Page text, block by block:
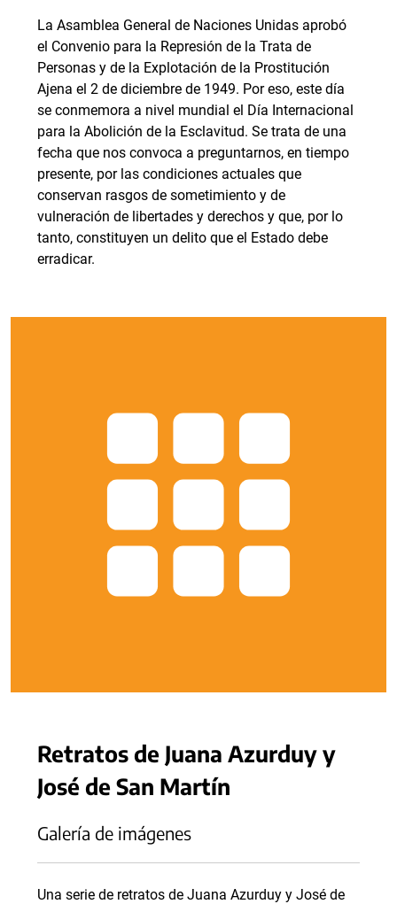
La Asamblea General de Naciones Unidas aprobó
el Convenio para la Represión de la Trata de
Personas y de la Explotación de la Prostitución
Ajena el 2 de diciembre de 1949. Por eso, este día
se conmemora a nivel mundial el Día Internacional
para la Abolición de la Esclavitud. Se trata de una
fecha que nos convoca a preguntarnos, en tiempo
presente, por las condiciones actuales que
conservan rasgos de sometimiento y de
vulneración de libertades y derechos y que, por lo
tanto, constituyen un delito que el Estado debe
erradicar.
Retratos de Juana Azurduy y
José de San Martín
Galería de imágenes
Una serie de retratos de Juana Azurduy y José de